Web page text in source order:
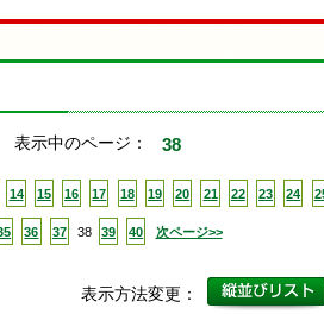
表示中のページ： 38
14 15 16 17 18 19 20 21 22 23 24
36 37 38 39 40 次ページ>>
表示方法変更：